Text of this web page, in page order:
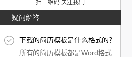
扫二维码 关注我们
疑问解答
下载的简历模板是什么格式的？
所有的简历模板都是Word格式